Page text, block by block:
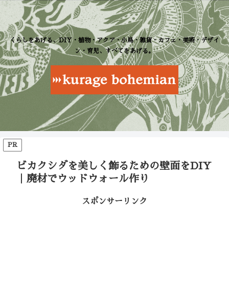
くらしをあげる、DIY・植物・アクア・小鳥・雑貨・カフェ・美術・デザイ
ン・育児、すべてをあげる。
PR
ビカクシダを美しく飾るための壁面をDIY
｜廃材でウッドウォール作り
スポンサーリンク